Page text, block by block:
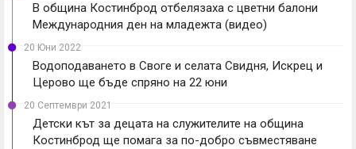
В община Костинброд отбелязаха с цветни балони
Международния ден на младежта (видео)
20 Юни 2022
Водоподаването в Своге и селата Свидня, Искрец и
Церово ще бъде спряно на 22 юни
20 Септември 2021
Детски кът за децата на служителите на община
Костинброд ще помага за по-добро съвместяване